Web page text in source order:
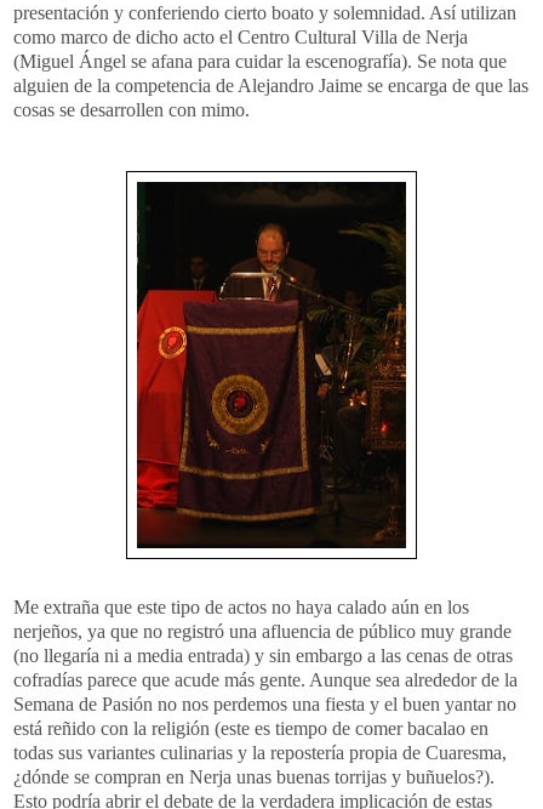
presentación y conferiendo cierto boato y solemnidad. Así utilizan
como marco de dicho acto el Centro Cultural Villa de Nerja
(Miguel Ángel se afana para cuidar la escenografía). Se nota que
alguien de la competencia de Alejandro Jaime se encarga de que las
cosas se desarrollen con mimo.
Me extraña que este tipo de actos no haya calado aún en los
nerjeños, ya que no registró una afluencia de público muy grande
(no llegaría ni a media entrada) y sin embargo a las cenas de otras
cofradías parece que acude más gente. Aunque sea alrededor de la
Semana de Pasión no nos perdemos una fiesta y el buen yantar no
está reñido con la religión (este es tiempo de comer bacalao en
todas sus variantes culinarias y la repostería propia de Cuaresma,
¿dónde se compran en Nerja unas buenas torrijas y buñuelos?).
Esto podría abrir el debate de la verdadera implicación de estas